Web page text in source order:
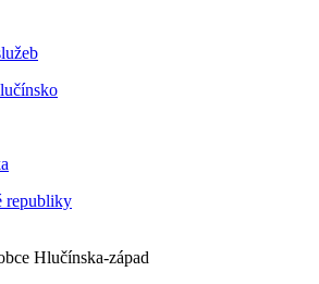
republiky
Hlučínska-západ